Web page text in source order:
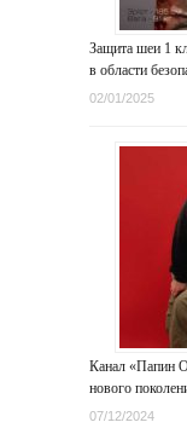
Защита шеи 1
в области
02/01/2025
Канал «Папин
нового
07/12/2024